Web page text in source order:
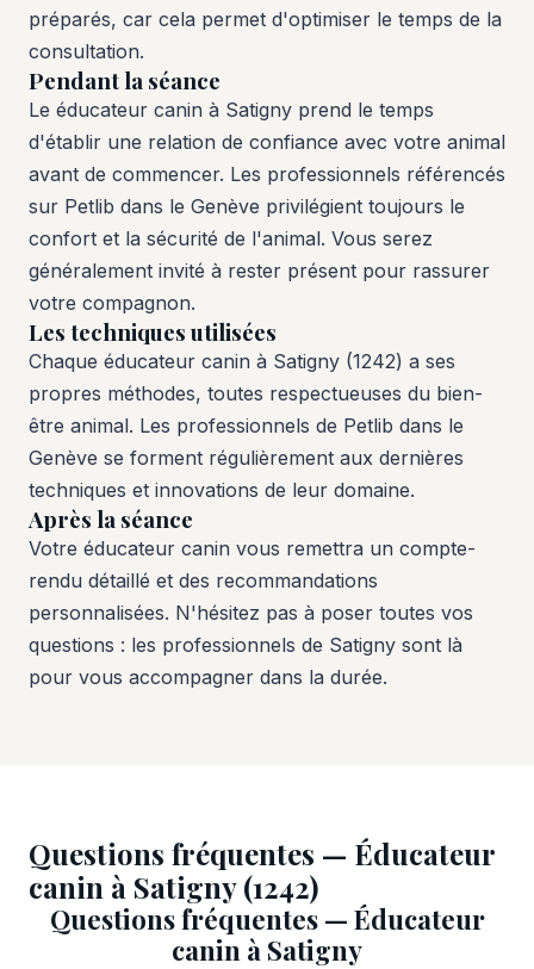
préparés, car cela permet d'optimiser le temps de la
consultation.
Pendant la séance
Le éducateur canin à Satigny prend le temps
d'établir une relation de confiance avec votre animal
avant de commencer. Les professionnels référencés
sur Petlib dans le Genève privilégient toujours le
confort et la sécurité de l'animal. Vous serez
généralement invité à rester présent pour rassurer
votre compagnon.
Les techniques utilisées
Chaque éducateur canin à Satigny (1242) a ses
propres méthodes, toutes respectueuses du bien-
être animal. Les professionnels de Petlib dans le
Genève se forment régulièrement aux dernières
techniques et innovations de leur domaine.
Après la séance
Votre éducateur canin vous remettra un compte-
rendu détaillé et des recommandations
personnalisées. N'hésitez pas à poser toutes vos
questions : les professionnels de Satigny sont là
pour vous accompagner dans la durée.
Questions fréquentes — Éducateur
canin à Satigny (1242)
Questions fréquentes — Éducateur
canin à Satigny